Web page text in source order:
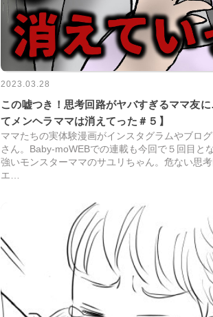
2023.03.28
この嘘つき！思考回路がヤバすぎるママ友
てメンヘラママは消えてった＃５】
ママたちの実体験漫画がインスタグラムやブロ
さん。Baby-moWEBでの連載も今回で５回目と
強いモンスターママのサユリちゃん。危ない思
エ…